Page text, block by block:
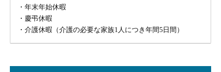
・年末年始休暇
・慶弔休暇
・介護休暇（介護の必要な家族1人につき年間5日間）